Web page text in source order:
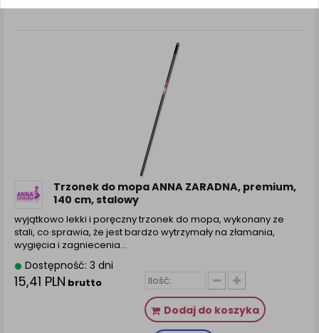
Trzonek do mopa ANNA ZARADNA, premium,
140 cm, stalowy
wyjątkowo lekki i poręczny trzonek do mopa, wykonany ze
stali, co sprawia, że jest bardzo wytrzymały na złamania,
wygięcia i zagniecenia…
Dostępność: 3 dni
15,41 PLN brutto
Dodaj do koszyka
Jeśli nie chcesz wyrazić zgody lub ograniczyć jej
informacje o tym jak to zrobić . Te same informacje
znajdziesz także na podstronie z naszą polityką
prywatności obowiązującą od 25 maja 2018.
W przypadku użytkowników zalogowanych, aby
umożliwić prawidłową realizację Umowy z Państwem i
związane z tym prawidłowe działanie naszej strony
www, a w szczególności np. wysłanie potwierdzenia
zamówienia na Państwa email lub wyświetlenie
Państwu prawidłowych informacji o promocjach czy
cenach indywidualnych, ważna jest Państwa
wcześniejsza zgoda której udzieliliście podczas
zakładania konta.
Każda Państwa zgoda jest dobrowolna i można ją w
dowolnym momencie wycofać.
Polityka prywatności (rozwiń)
Klauzula Informacyjna (rozwiń)
Lista Zaufanych Partnerów (rozwiń)